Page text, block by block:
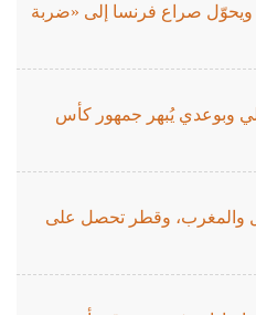
ويحوّل صراع فرنسا إلى «ضربة
وبوعدي يُبهر جمهور كأس
والمغرب، وقطر تحصل على